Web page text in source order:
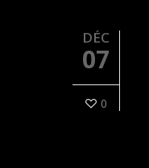
DÉC
07
0